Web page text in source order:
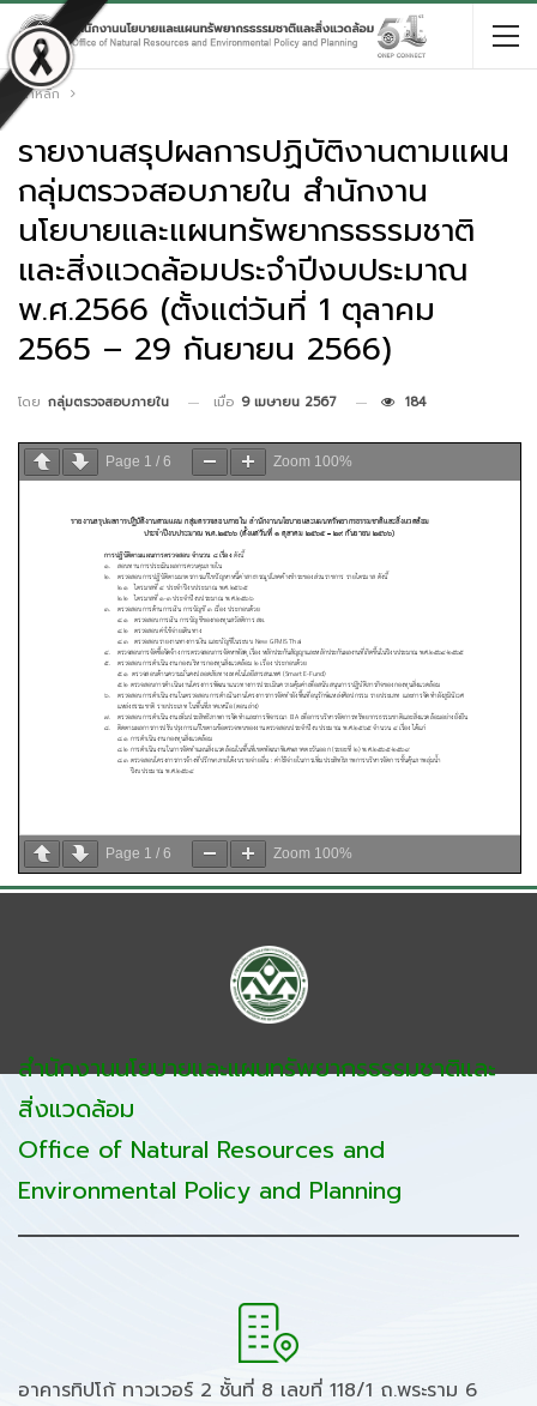
หน้าหลัก
รายงานสรุปผลการปฏิบัติงานตามแผน
กลุ่มตรวจสอบภายใน สำนักงาน
นโยบายและแผนทรัพยากรธรรมชาติ
และสิ่งแวดล้อมประจำปีงบประมาณ
พ.ศ.2566 (ตั้งแต่วันที่ 1 ตุลาคม
2565 – 29 กันยายน 2566)
โดย กลุ่มตรวจสอบภายใน เมื่อ 9 เมษายน 2567 184
Page 1 / 6 Zoom 100%
Page 1 / 6 Zoom 100%
สำนักงานนโยบายและแผนทรัพยากรธรรมชาติและ
สิ่งแวดล้อม
Office of Natural Resources and
Environmental Policy and Planning
อาคารทิปโก้ ทาวเวอร์ 2 ชั้นที่ 8 เลขที่ 118/1 ถ.พระราม 6